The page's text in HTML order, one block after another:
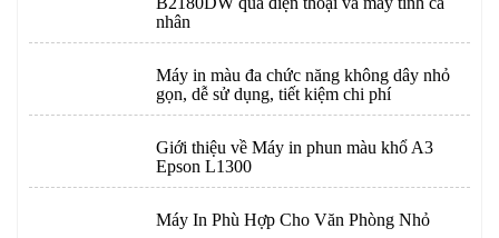
nhân
Máy in màu đa chức năng không dây nhỏ
gọn, dễ sử dụng, tiết kiệm chi phí
Giới thiệu về Máy in phun màu khổ A3
Epson L1300
Máy In Phù Hợp Cho Văn Phòng Nhỏ